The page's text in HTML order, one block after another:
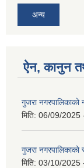
अन्य
ऐन, कानुन
गुजरा नगरपालिकाको
मिति: 06/09/2025
गुजरा
मिति: 03/10/2025